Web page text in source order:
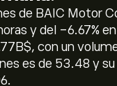
de BAIC Motor
y del ‎-6.67‎%
con un
es de 53.48 y